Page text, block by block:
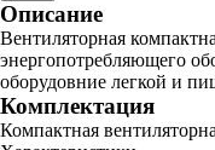
Описание
Вентиляторная
энергопотребляющего
оборудовние легкой и
Комплектация
Компактная